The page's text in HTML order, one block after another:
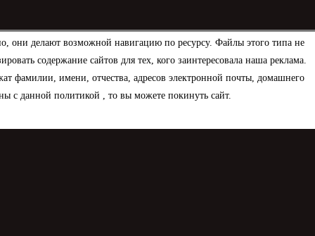
они делают возможной навигацию по ресурсу. Файлы этого типа не
содержание сайтов для тех, кого заинтересовала наша реклама.
фамилии, имени, отчества, адресов электронной почты, домашнего
с данной политикой , то вы можете покинуть сайт.